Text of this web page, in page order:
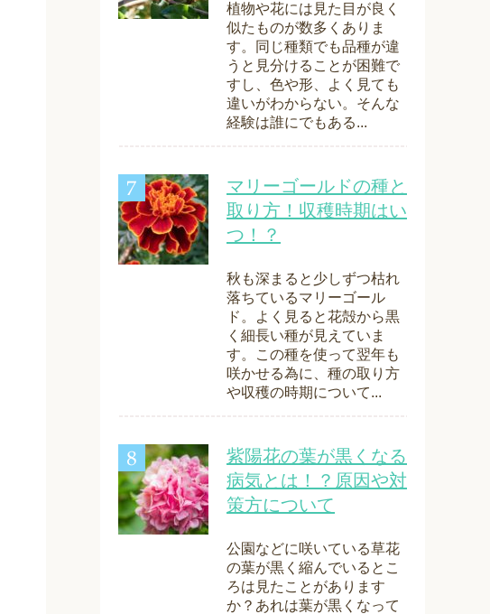
植物や花には見た目が良く
似たものが数多くありま
す。同じ種類でも品種が違
うと見分けることが困難で
すし、色や形、よく見ても
違いがわからない。そんな
経験は誰にでもある...
マリーゴールドの種と
取り方！収穫時期はい
つ！？
秋も深まると少しずつ枯れ
落ちているマリーゴール
ド。よく見ると花殻から黒
く細長い種が見えていま
す。この種を使って翌年も
咲かせる為に、種の取り方
や収穫の時期について...
紫陽花の葉が黒くなる
病気とは！？原因や対
策方について
公園などに咲いている草花
の葉が黒く縮んでいるとこ
ろは見たことがあります
か？あれは葉が黒くなって